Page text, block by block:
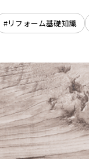
#リフォーム基礎知識